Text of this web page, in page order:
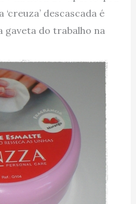
descascada é
gaveta do trabalho na